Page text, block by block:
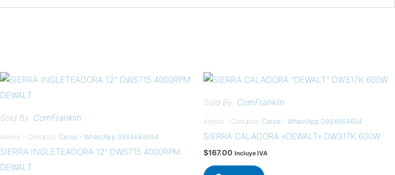
Sold By: ComFranklin
Asesor - Contacto: Carlos - WhastApp 0984664654
SIERRA INGLETEADORA 12″ DWS715 4000RPM
DEWALT
Sold By: ComFranklin
Asesor - Contacto: Carlos - WhastApp 0984664654
SIERRA CALADORA «DEWALT» DW317K 600W
$167.00 Incluye IVA